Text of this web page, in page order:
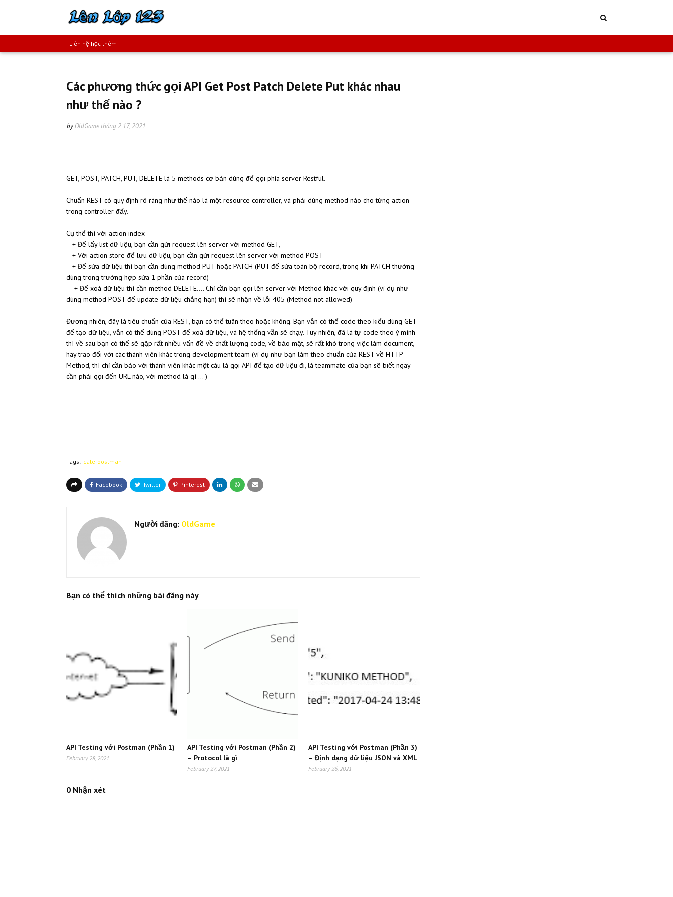
| Liên hệ học thêm
Các phương thức gọi API Get Post Patch Delete Put khác nhau
như thế nào ?
by OldGame tháng 2 17, 2021
GET, POST, PATCH, PUT, DELETE là 5 methods cơ bản dùng để gọi phía server Restful.
Chuẩn REST có quy định rõ ràng như thế nào là một resource controller, và phải dùng method nào cho từng action
trong controller đấy.
Cụ thể thì với action index
+ Để lấy list dữ liệu, bạn cần gửi request lên server với method GET,
+ Với action store để lưu dữ liệu, bạn cần gửi request lên server với method POST
+ Để sửa dữ liệu thì bạn cần dùng method PUT hoặc PATCH (PUT để sửa toàn bộ record, trong khi PATCH thường
dùng trong trường hợp sửa 1 phần của record)
+ Để xoá dữ liệu thì cần method DELETE.... Chỉ cần bạn gọi lên server với Method khác với quy định (ví dụ như
dùng method POST để update dữ liệu chẳng hạn) thì sẽ nhận về lỗi 405 (Method not allowed)
Đương nhiên, đây là tiêu chuẩn của REST, bạn có thể tuân theo hoặc không. Bạn vẫn có thể code theo kiểu dùng GET
để tạo dữ liệu, vẫn có thể dùng POST để xoá dữ liệu, và hệ thống vẫn sẽ chạy. Tuy nhiên, đã là tự code theo ý mình
thì về sau bạn có thể sẽ gặp rất nhiều vấn đề về chất lượng code, về bảo mật, sẽ rất khó trong việc làm document,
hay trao đổi với các thành viên khác trong development team (ví dụ như bạn làm theo chuẩn của REST về HTTP
Method, thì chỉ cần bảo với thành viên khác một câu là gọi API để tạo dữ liệu đi, là teammate của bạn sẽ biết ngay
cần phải gọi đến URL nào, với method là gì ... )
Tags: cate-postman
Người đăng: OldGame
Bạn có thể thích những bài đăng này
API Testing với Postman (Phần 1)
February 28, 2021
API Testing với Postman (Phần 2)
– Protocol là gì
February 27, 2021
API Testing với Postman (Phần 3)
– Định dạng dữ liệu JSON và XML
February 26, 2021
0 Nhận xét